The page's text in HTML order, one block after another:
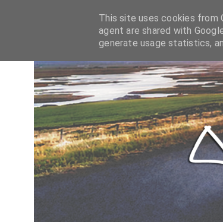
This site uses cookies from
agent are shared with
generate usage statistics,